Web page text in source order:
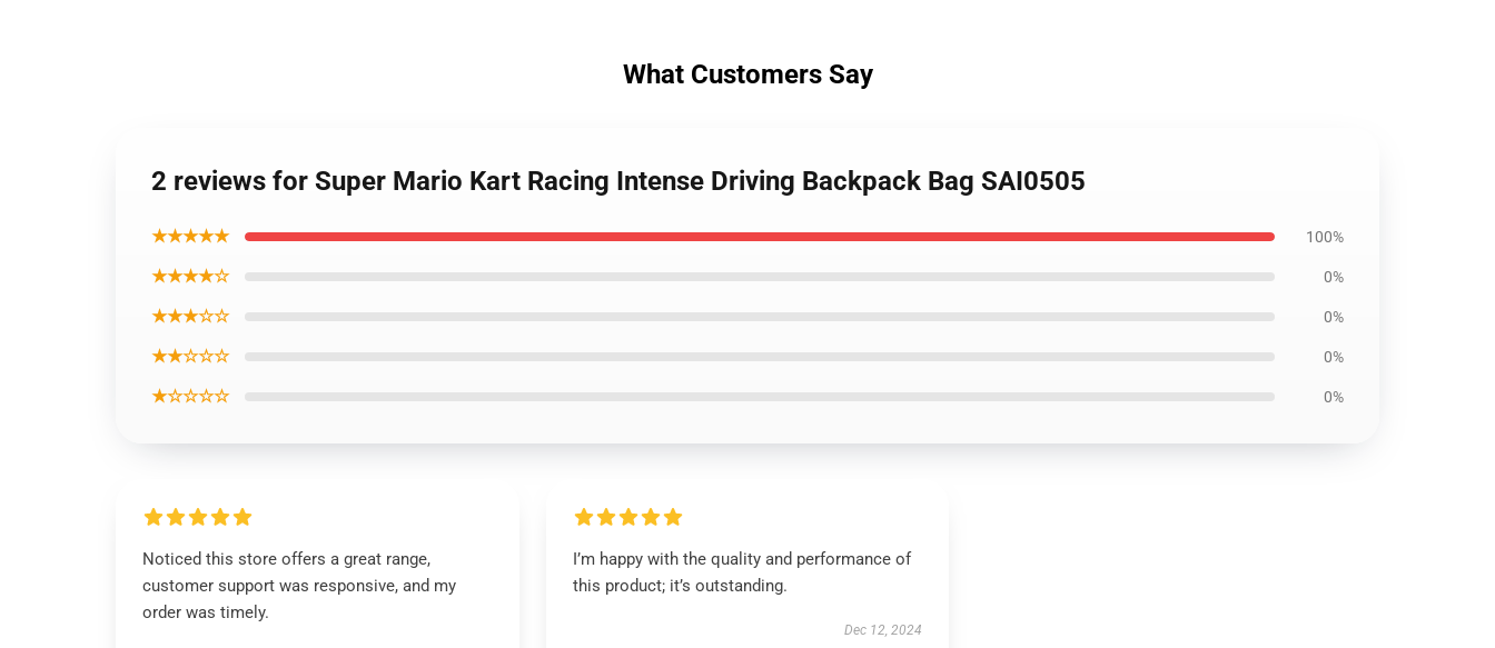
What Customers Say
2 reviews for Super Mario Kart Racing Intense Driving Backpack Bag SAI0505
★★★★★ 100%
★★★★☆ 0%
★★★☆☆ 0%
★★☆☆☆ 0%
★☆☆☆☆ 0%
Noticed this store offers a great range,
customer support was responsive, and my
order was timely.
I’m happy with the quality and performance of
this product; it’s outstanding.
Dec 12, 2024